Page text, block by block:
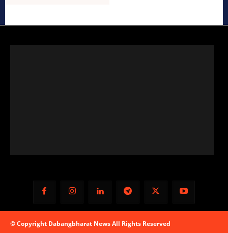
© Copyright Dabangbharat News All Rights Reserved